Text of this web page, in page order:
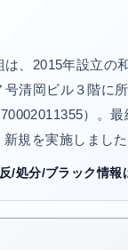
は、2015年設立の
号清岡ビル３階に
）。
規を実施しました
/処分/ブラック情報